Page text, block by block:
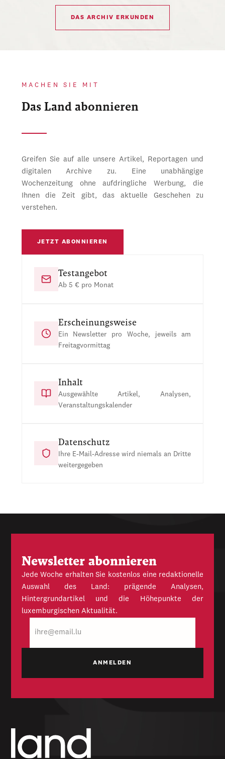
DAS ARCHIV ERKUNDEN
MACHEN SIE MIT
Das Land abonnieren
Greifen Sie auf alle unsere Artikel, Reportagen und
digitalen Archive zu. Eine unabhängige
Wochenzeitung ohne aufdringliche Werbung, die
Ihnen die Zeit gibt, das aktuelle Geschehen zu
verstehen.
JETZT ABONNIEREN
Testangebot
Ab 5 € pro Monat
Erscheinungsweise
Ein Newsletter pro Woche, jeweils am
Freitagvormittag
Inhalt
Ausgewählte Artikel, Analysen,
Veranstaltungskalender
Datenschutz
Ihre E-Mail-Adresse wird niemals an Dritte
weitergegeben
Newsletter abonnieren
Jede Woche erhalten Sie kostenlos eine redaktionelle
Auswahl des Land: prägende Analysen,
Hintergrundartikel und die Höhepunkte der
luxemburgischen Aktualität.
Mail